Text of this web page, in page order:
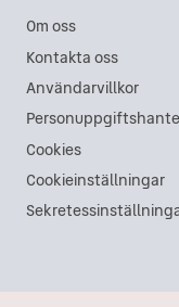
Om oss
Kontakta oss
Användarvillkor
Cookies
Cookieinställningar